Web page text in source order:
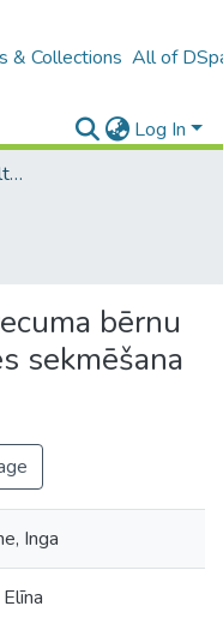
& Collections All of
Log In
B4 – LU fakultātes / Faculties of the UL
bērnu
sekmēšana
Inga